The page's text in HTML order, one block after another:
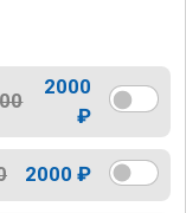
2000
₽
2000 ₽